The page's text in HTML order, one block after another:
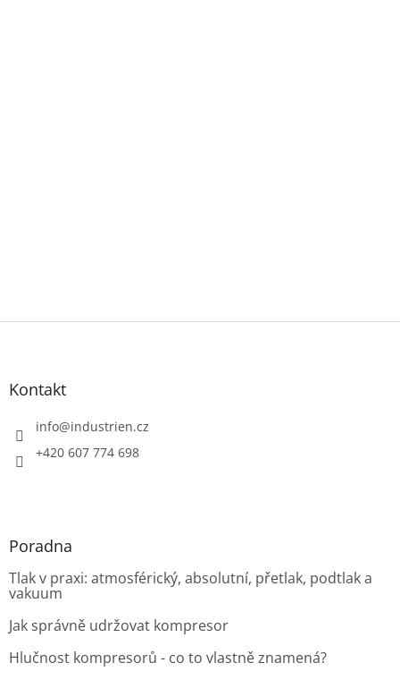
Z
Kontakt
info@industrien.cz
+420 607 774 698
Poradna
Tlak v praxi: atmosférický, absolutní, přetlak, podtlak a
vakuum
Jak správně udržovat kompresor
Hlučnost kompresorů - co to vlastně znamená?